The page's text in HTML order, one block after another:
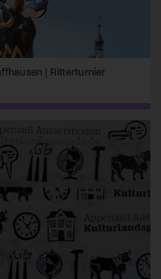
| Ritterturnier